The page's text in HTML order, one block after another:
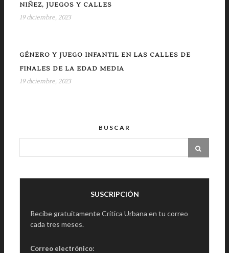
NIÑEZ, JUEGOS Y CALLES
19 diciembre, 2023
GÉNERO Y JUEGO INFANTIL EN LAS CALLES DE
FINALES DE LA EDAD MEDIA
19 diciembre, 2023
BUSCAR
SUSCRIPCIÓN
Recibe gratuitamente Crítica Urbana en tu correo
cada tres meses.
Correo electrónico: